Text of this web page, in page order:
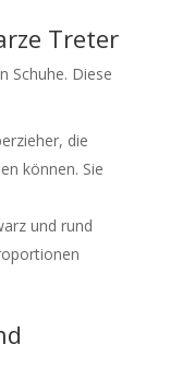
Treter
Schuhe. Diese
die
können. Sie
und rund